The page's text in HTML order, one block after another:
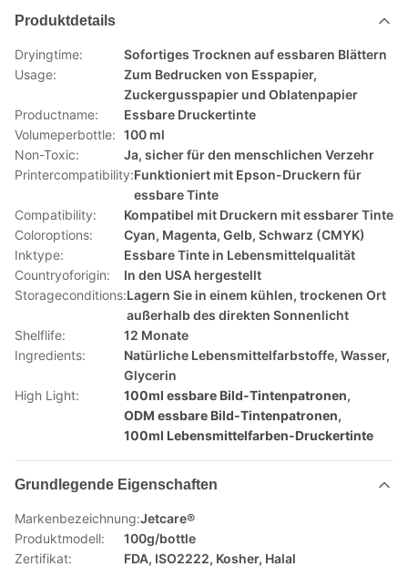
Produktdetails
Dryingtime:
Sofortiges Trocknen auf essbaren Blättern
Usage:
Zum Bedrucken von Esspapier,
Zuckergusspapier und Oblatenpapier
Productname:
Essbare Druckertinte
Volumeperbottle: 100 ml
Non-Toxic:
Ja, sicher für den menschlichen Verzehr
Printercompatibility:Funktioniert mit Epson-Druckern für
essbare Tinte
Compatibility:
Kompatibel mit Druckern mit essbarer Tinte
Coloroptions:
Cyan, Magenta, Gelb, Schwarz (CMYK)
Inktype:
Essbare Tinte in Lebensmittelqualität
Countryoforigin:
In den USA hergestellt
Storageconditions:Lagern Sie in einem kühlen, trockenen Ort
außerhalb des direkten Sonnenlicht
Shelflife:
12 Monate
Ingredients:
Natürliche Lebensmittelfarbstoffe, Wasser,
Glycerin
High Light:
100ml essbare Bild-Tintenpatronen,
ODM essbare Bild-Tintenpatronen,
100ml Lebensmittelfarben-Druckertinte
Grundlegende Eigenschaften
Markenbezeichnung:Jetcare®
Produktmodell:
100g/bottle
Zertifikat:
FDA, ISO2222, Kosher, Halal